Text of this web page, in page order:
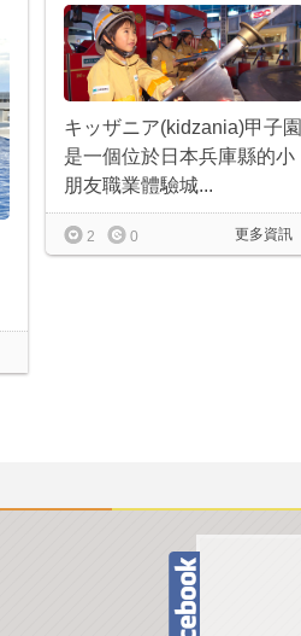
キッザニア(kidzania)甲子園
是一個位於日本兵庫縣的小
朋友職業體驗城...
更多資訊
2 0